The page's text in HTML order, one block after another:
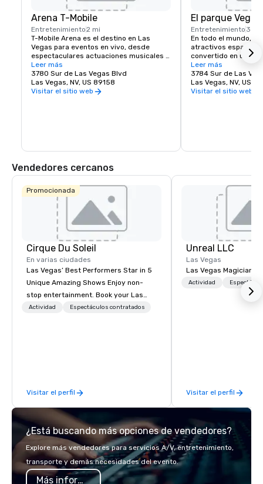
Arena T-Mobile
Entretenimiento2 mi
T-Mobile Arena es el destino en Las
Vegas para eventos en vivo, desde
espectaculares actuaciones musicales
hasta emocionantes eventos deportivos,
y establece un nuevo estándar en cuanto
a lo que significa entretenimiento en la
ciudad que mejor lo hace. El T-Mobile
Leer más
3780 Sur de Las Vegas Blvd
Las Vegas, NV, US 89158
Visitar el sitio web
El parque Vegas
Entretenimiento 3 mi
En todo el mundo,
atractivos espacios
convertido en una
ciudades y Las
excepción. MGM
la experiencia
creando un destino
la energía y la
Leer más
3784 Sur de Las
Las Vegas, NV, US
Visitar el sitio web
Vendedores cercanos
Promocionada
Cirque Du Soleil
En varias ciudades
Las Vegas’ Best Performers Star in 5
Unique Amazing Shows Enjoy non-
stop entertainment. Book your Las
Vegas show tickets.
Actividad Espectáculos contratados
Visitar el perfil
Unreal LLC
Las Vegas
Las Vegas Magician
Actividad
Visitar el perfil
¿Está buscando más opciones de vendedores?
Explore más vendedores para servicios A/V, entretenimiento,
transporte y demás necesidades del evento.
Más información